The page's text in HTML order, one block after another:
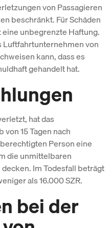
von Passagieren
beschränkt. Für Schäden
eine unbegrenzte Haftung.
Luftfahrtunternehmen von
kann, dass es
gehandelt hat.
hat das
15 Tagen nach
Person eine
die unmittelbaren
Im Todesfall beträgt
als 16.000 SZR.
bei der